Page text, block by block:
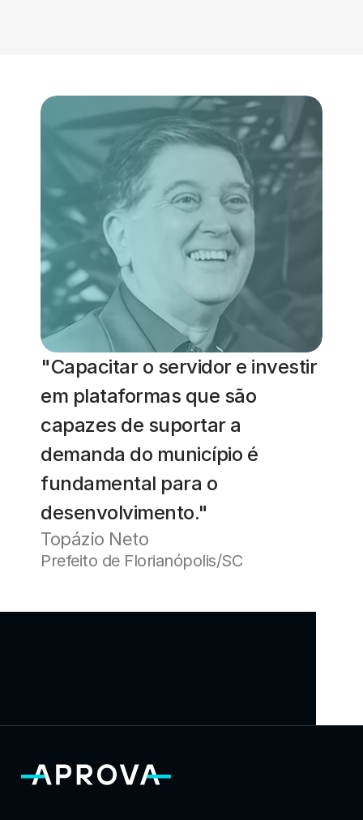
"Capacitar o servidor e investir
em plataformas que são
capazes de suportar a
demanda do município é
fundamental para o
desenvolvimento."
Topázio Neto
Prefeito de Florianópolis/SC